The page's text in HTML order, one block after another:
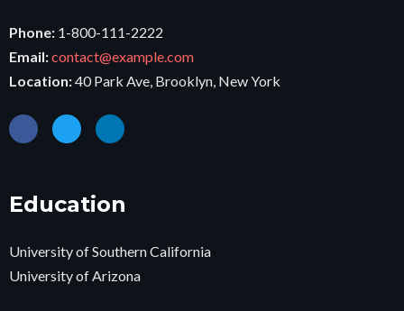
Phone: 1-800-111-2222
Email:contact@example.com
Location:40 Park Ave, Brooklyn, New York
Education
University of Southern California
University of Arizona